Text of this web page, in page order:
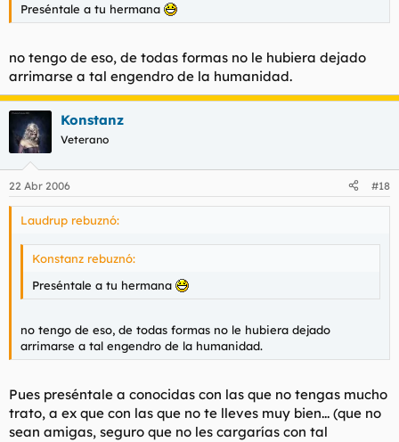
Preséntale a tu hermana
no tengo de eso, de todas formas no le hubiera dejado
arrimarse a tal engendro de la humanidad.
Konstanz
Veterano
22 Abr 2006 #18
Laudrup rebuznó:
Konstanz rebuznó:
Preséntale a tu hermana
no tengo de eso, de todas formas no le hubiera dejado
arrimarse a tal engendro de la humanidad.
Pues preséntale a conocidas con las que no tengas mucho
trato, a ex que con las que no te lleves muy bien... (que no
sean amigas, seguro que no les cargarías con tal